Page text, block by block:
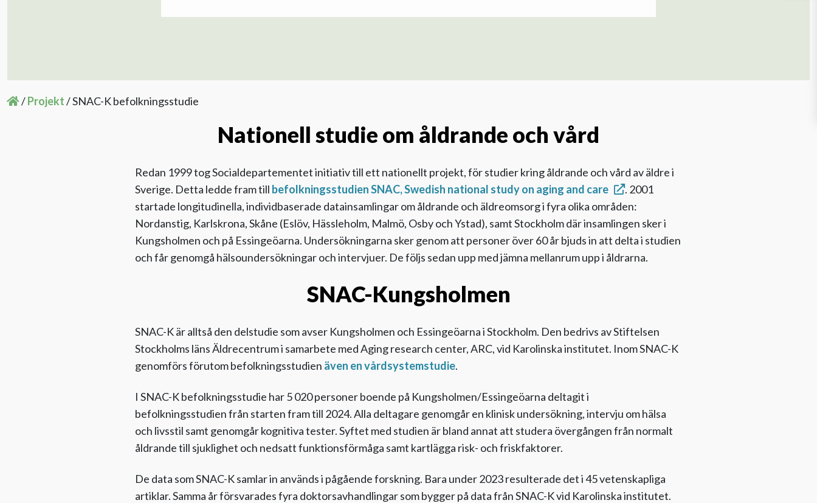
/Projekt/SNAC-K befolkningsstudie
Nationell studie om åldrande och vård
Redan 1999 tog Socialdepartementet initiativ till ett nationellt projekt, för studier kring åldrande och vård av äldre i
Sverige. Detta ledde fram till befolkningsstudien SNAC, Swedish national study on aging and care
. 2001
startade longitudinella, individbaserade datainsamlingar om åldrande och äldreomsorg i fyra olika områden:
Nordanstig, Karlskrona, Skåne (Eslöv, Hässleholm, Malmö, Osby och Ystad), samt Stockholm där insamlingen sker i
Kungsholmen och på Essingeöarna. Undersökningarna sker genom att personer över 60 år bjuds in att delta i studien
och får genomgå hälsoundersökningar och intervjuer. De följs sedan upp med jämna mellanrum upp i åldrarna.
SNAC-Kungsholmen
SNAC-K är alltså den delstudie som avser Kungsholmen och Essingeöarna i Stockholm. Den bedrivs av Stiftelsen
Stockholms läns Äldrecentrum i samarbete med Aging research center, ARC, vid Karolinska institutet. Inom SNAC-K
genomförs förutom befolkningsstudien även en vårdsystemstudie.
I SNAC-K befolkningsstudie har 5 020 personer boende på Kungsholmen/Essingeöarna deltagit i
befolkningsstudien från starten fram till 2024. Alla deltagare genomgår en klinisk undersökning, intervju om hälsa
och livsstil samt genomgår kognitiva tester. Syftet med studien är bland annat att studera övergången från normalt
åldrande till sjuklighet och nedsatt funktionsförmåga samt kartlägga risk- och friskfaktorer.
De data som SNAC-K samlar in används i pågående forskning. Bara under 2023 resulterade det i 45 vetenskapliga
artiklar. Samma år försvarades fyra doktorsavhandlingar som bygger på data från SNAC-K vid Karolinska institutet.